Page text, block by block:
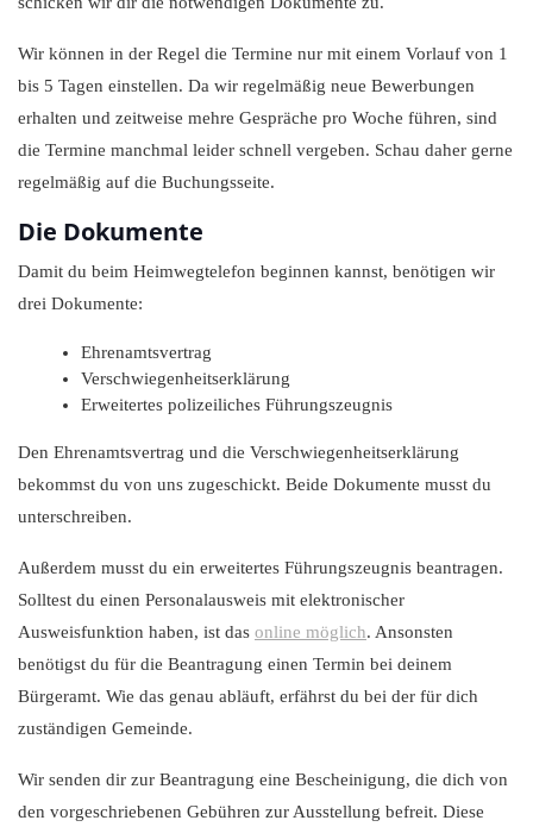
Wir können in der Regel die Termine nur mit einem Vorlauf von 1
bis 5 Tagen einstellen. Da wir regelmäßig neue Bewerbungen
erhalten und zeitweise mehre Gespräche pro Woche führen, sind
die Termine manchmal leider schnell vergeben. Schau daher gerne
regelmäßig auf die Buchungsseite.
Die Dokumente
Damit du beim Heimwegtelefon beginnen kannst, benötigen wir
drei Dokumente:
Ehrenamtsvertrag
Verschwiegenheitserklärung
Erweitertes polizeiliches Führungszeugnis
Den Ehrenamtsvertrag und die Verschwiegenheitserklärung
bekommst du von uns zugeschickt. Beide Dokumente musst du
unterschreiben.
Außerdem musst du ein erweitertes Führungszeugnis beantragen.
Solltest du einen Personalausweis mit elektronischer
Ausweisfunktion haben, ist das online möglich. Ansonsten
benötigst du für die Beantragung einen Termin bei deinem
Bürgeramt. Wie das genau abläuft, erfährst du bei der für dich
zuständigen Gemeinde.
Wir senden dir zur Beantragung eine Bescheinigung, die dich von
den vorgeschriebenen Gebühren zur Ausstellung befreit. Diese